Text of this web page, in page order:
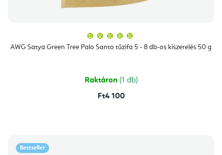
AWG Satya Green Tree Palo Santo tűzifa 5 - 8 db-os kiszerelés 50 g
átlagos
értékelése
csillag.
Raktáron (1 db)
Ft4 100
Bestseller